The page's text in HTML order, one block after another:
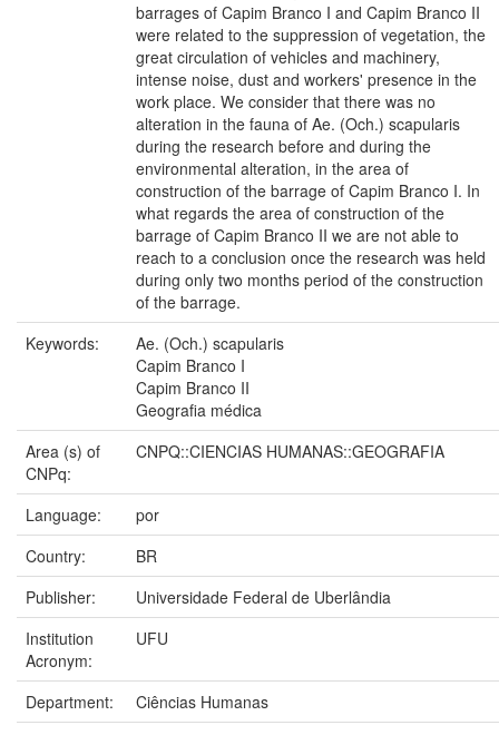
barrages of Capim Branco I and Capim Branco II
were related to the suppression of vegetation, the
great circulation of vehicles and machinery,
intense noise, dust and workers' presence in the
work place. We consider that there was no
alteration in the fauna of Ae. (Och.) scapularis
during the research before and during the
environmental alteration, in the area of
construction of the barrage of Capim Branco I. In
what regards the area of construction of the
barrage of Capim Branco II we are not able to
reach to a conclusion once the research was held
during only two months period of the construction
of the barrage.
Keywords:
Ae. (Och.) scapularis
Capim Branco I
Capim Branco II
Geografia médica
Area (s) of
CNPq:
CNPQ::CIENCIAS HUMANAS::GEOGRAFIA
Language:
por
Country:
BR
Publisher:
Universidade Federal de Uberlândia
Institution
Acronym:
UFU
Department:
Ciências Humanas